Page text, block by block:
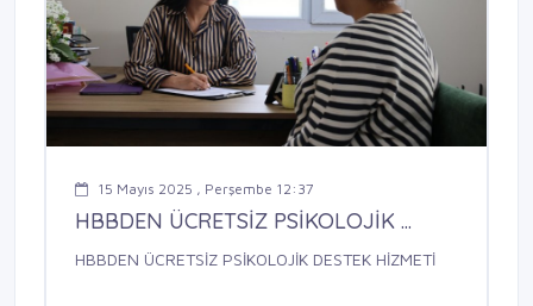
15 Mayıs 2025 , Perşembe 12:37
HBBDEN ÜCRETSİZ PSİKOLOJİK ...
HBBDEN ÜCRETSİZ PSİKOLOJİK DESTEK HİZMETİ